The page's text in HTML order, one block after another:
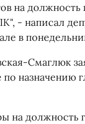
на должность
- написал
в
Смаглюк
по назначению
на должность